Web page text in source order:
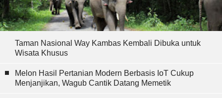
Taman Nasional Way Kambas Kembali Dibuka untuk
Wisata Khusus
Melon Hasil Pertanian Modern Berbasis IoT Cukup
Menjanjikan, Wagub Cantik Datang Memetik